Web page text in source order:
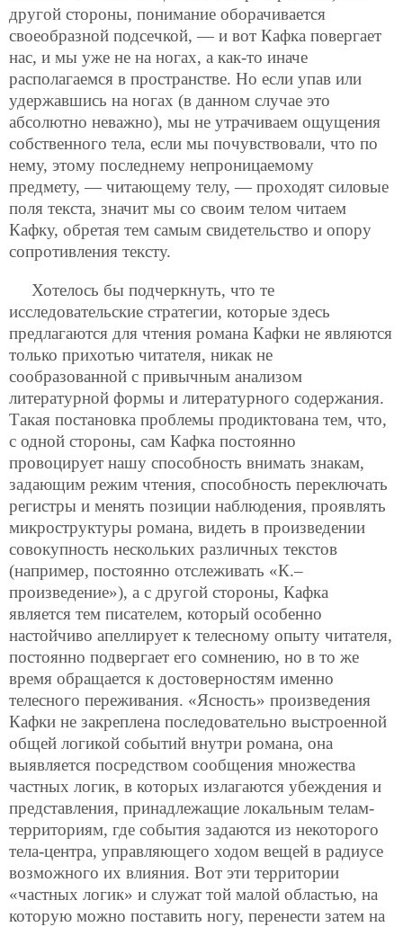
другой стороны, понимание оборачивается
своеобразной подсечкой, — и вот Кафка повергает
нас, и мы уже не на ногах, а как-то иначе
располагаемся в пространстве. Но если упав или
удержавшись на ногах (в данном случае это
абсолютно неважно), мы не утрачиваем ощущения
собственного тела, если мы почувствовали, что по
нему, этому последнему непроницаемому
предмету, — читающему телу, — проходят силовые
поля текста, значит мы со своим телом читаем
Кафку, обретая тем самым свидетельство и опору
сопротивления тексту.
Хотелось бы подчеркнуть, что те
исследовательские стратегии, которые здесь
предлагаются для чтения романа Кафки не являются
только прихотью читателя, никак не
сообразованной с привычным анализом
литературной формы и литературного содержания.
Такая постановка проблемы продиктована тем, что,
с одной стороны, сам Кафка постоянно
провоцирует нашу способность внимать знакам,
задающим режим чтения, способность переключать
регистры и менять позиции наблюдения, проявлять
микроструктуры романа, видеть в произведении
совокупность нескольких различных текстов
(например, постоянно отслеживать «К.–
произведение»), а с другой стороны, Кафка
является тем писателем, который особенно
настойчиво апеллирует к телесному опыту читателя,
постоянно подвергает его сомнению, но в то же
время обращается к достоверностям именно
телесного переживания. «Ясность» произведения
Кафки не закреплена последовательно выстроенной
общей логикой событий внутри романа, она
выявляется посредством сообщения множества
частных логик, в которых излагаются убеждения и
представления, принадлежащие локальным телам-
территориям, где события задаются из некоторого
тела-центра, управляющего ходом вещей в радиусе
возможного их влияния. Вот эти территории
«частных логик» и служат той малой областью, на
которую можно поставить ногу, перенести затем на